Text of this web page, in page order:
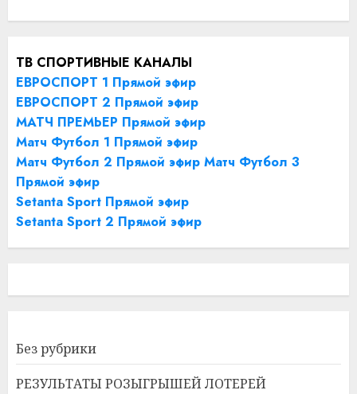
ТВ СПОРТИВНЫЕ КАНАЛЫ
ЕВРОСПОРТ 1 Прямой эфир
ЕВРОСПОРТ 2 Прямой эфир
МАТЧ ПРЕМЬЕР Прямой эфир
Матч Футбол 1 Прямой эфир
Матч Футбол 2 Прямой эфир Матч Футбол 3
Прямой эфир
Setanta Sport Прямой эфир
Setanta Sport 2 Прямой эфир
Без рубрики
РЕЗУЛЬТАТЫ РОЗЫГРЫШЕЙ ЛОТЕРЕЙ